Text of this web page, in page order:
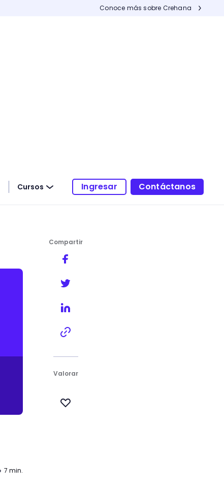
Conoce más sobre Crehana
Cursos Ingresar Contáctanos
7 min.
Compartir
Valorar